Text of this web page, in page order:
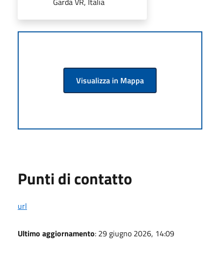
Visualizza in Mappa
Punti di contatto
url
Ultimo aggiornamento: 29 giugno 2026, 14:09